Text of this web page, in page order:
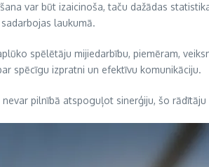
var būt izaicinoša, taču dažādas
laukumā.
spēlētāju mijiedarbību, piemēram,
spēcīgu izpratni un efektīvu komunikāciju.
pilnībā atspoguļot sinerģiju, šo